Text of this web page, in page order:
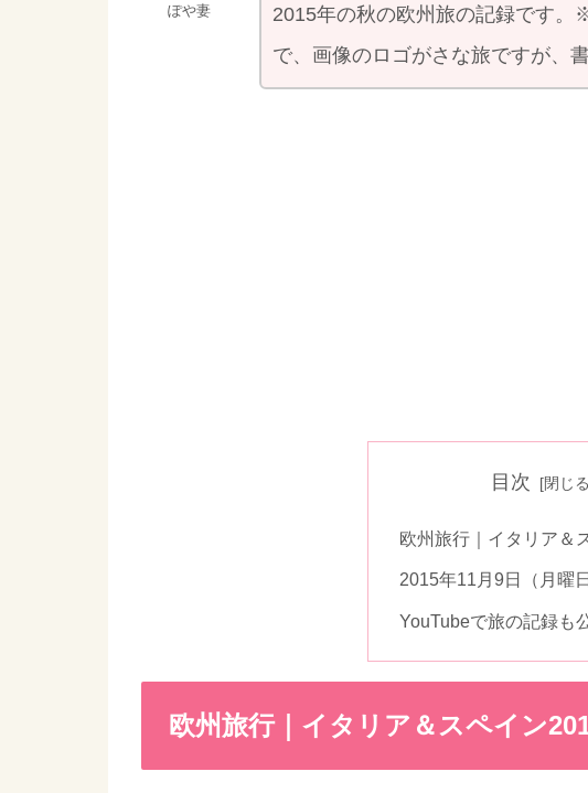
ぽや妻
2015年の秋の欧州旅の記録です
で、画像のロゴがさな旅ですが、
目次
欧州旅行｜イタリア＆
2015年11月9日（月曜日
YouTubeで旅の記録も
欧州旅行｜イタリア＆スペイン